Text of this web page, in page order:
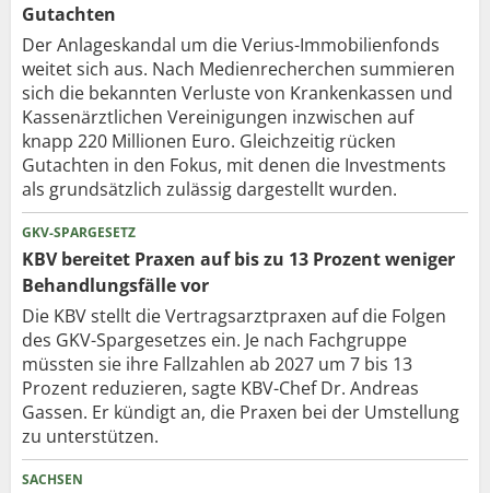
Gutachten
Der Anlageskandal um die Verius-Immobilienfonds
weitet sich aus. Nach Medienrecherchen summieren
sich die bekannten Verluste von Krankenkassen und
Kassenärztlichen Vereinigungen inzwischen auf
knapp 220 Millionen Euro. Gleichzeitig rücken
Gutachten in den Fokus, mit denen die Investments
als grundsätzlich zulässig dargestellt wurden.
GKV-SPARGESETZ
KBV bereitet Praxen auf bis zu 13 Prozent weniger
Behandlungsfälle vor
Die KBV stellt die Vertragsarztpraxen auf die Folgen
des GKV-Spargesetzes ein. Je nach Fachgruppe
müssten sie ihre Fallzahlen ab 2027 um 7 bis 13
Prozent reduzieren, sagte KBV-Chef Dr. Andreas
Gassen. Er kündigt an, die Praxen bei der Umstellung
zu unterstützen.
SACHSEN